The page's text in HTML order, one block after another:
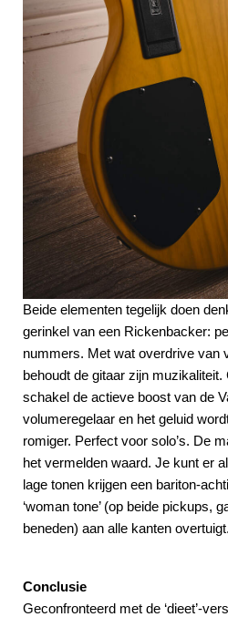
Beide elementen tegelijk doen
gerinkel van een Rickenbacker:
nummers. Met wat overdrive van
behoudt de gitaar zijn
schakel de actieve boost van de
volumeregelaar en het geluid
romiger. Perfect voor solo’s. De
het vermelden waard. Je kunt er
lage tonen krijgen een bariton-
‘woman tone’ (op beide pickups,
beneden) aan alle kanten overtuigt.
Conclusie
Geconfronteerd met de ‘dieet’-